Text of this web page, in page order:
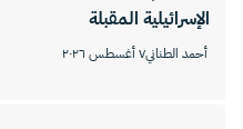
الإسرائيلية المقبلة
أحمد الطناني٧ أغسطس ٢٠٢٦